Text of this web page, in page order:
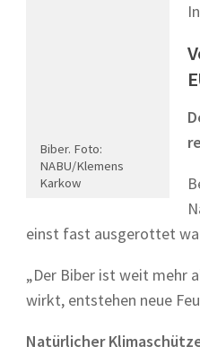
Biber. Foto:
NABU/Klemens
Karkow
einst fast ausgerottet
„Der Biber ist weit mehr
wirkt, entstehen neue
Natürlicher